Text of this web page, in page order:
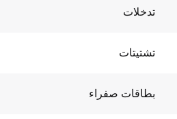
تدخلات
تشتيتات
بطاقات صفراء